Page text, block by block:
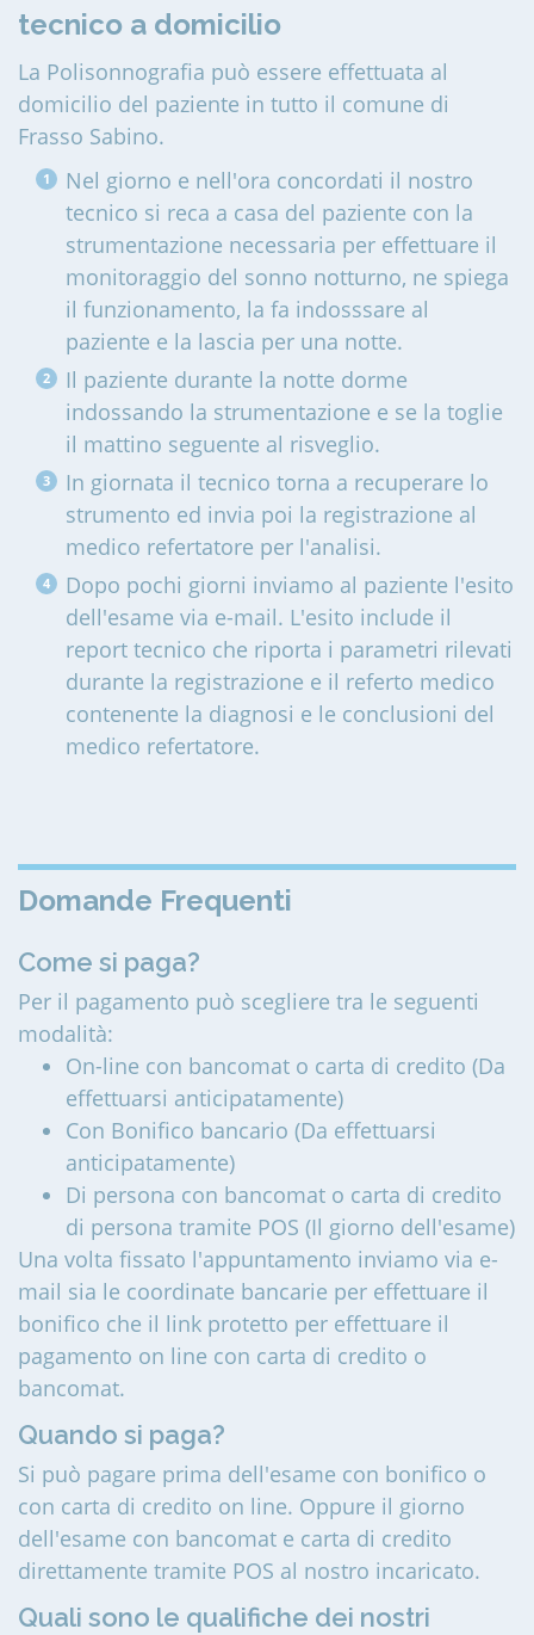
tecnico a domicilio
La Polisonnografia può essere effettuata al
domicilio del paziente in tutto il comune di
Frasso Sabino.
Nel giorno e nell'ora concordati il nostro
tecnico si reca a casa del paziente con la
strumentazione necessaria per effettuare il
monitoraggio del sonno notturno, ne spiega
il funzionamento, la fa indosssare al
paziente e la lascia per una notte.
Il paziente durante la notte dorme
indossando la strumentazione e se la toglie
il mattino seguente al risveglio.
In giornata il tecnico torna a recuperare lo
strumento ed invia poi la registrazione al
medico refertatore per l'analisi.
Dopo pochi giorni inviamo al paziente l'esito
dell'esame via e-mail. L'esito include il
report tecnico che riporta i parametri rilevati
durante la registrazione e il referto medico
contenente la diagnosi e le conclusioni del
medico refertatore.
Domande Frequenti
Come si paga?
Per il pagamento può scegliere tra le seguenti
modalità:
On-line con bancomat o carta di credito (Da
effettuarsi anticipatamente)
Con Bonifico bancario (Da effettuarsi
anticipatamente)
Di persona con bancomat o carta di credito
di persona tramite POS (Il giorno dell'esame)
Una volta fissato l'appuntamento inviamo via e-
mail sia le coordinate bancarie per effettuare il
bonifico che il link protetto per effettuare il
pagamento on line con carta di credito o
bancomat.
Quando si paga?
Si può pagare prima dell'esame con bonifico o
con carta di credito on line. Oppure il giorno
dell'esame con bancomat e carta di credito
direttamente tramite POS al nostro incaricato.
Quali sono le qualifiche dei nostri